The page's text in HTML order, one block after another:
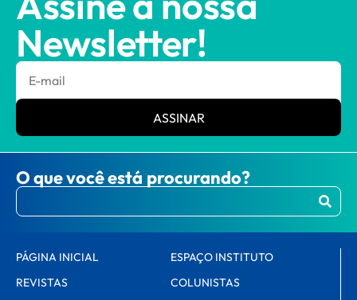
Newsletter!
ASSINAR
O que você está procurando?
PÁGINA INICIAL
REVISTAS
ESPAÇO INSTITUTO
COLUNISTAS